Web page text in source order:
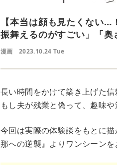
【本当は顔も見たくない
振舞えるのがすごい」「奥
漫画 2023.10.24 Tue
長い時間をかけて築き上げた
もし夫が残業と偽って、趣味
今回は実際の体験談をもとに
那への逆襲』よりワンシーンを